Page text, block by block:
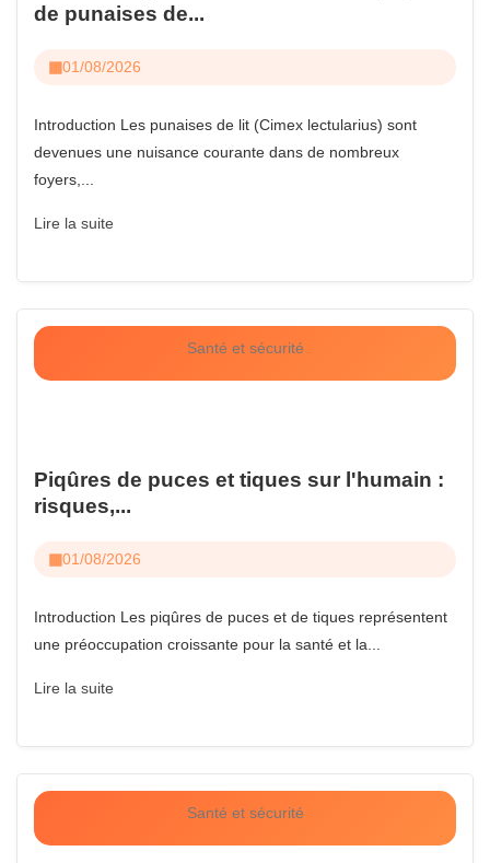
de punaises de...
01/08/2026
Introduction Les punaises de lit (Cimex lectularius) sont
devenues une nuisance courante dans de nombreux
foyers,...
Lire la suite
Santé et sécurité
Piqûres de puces et tiques sur l'humain :
risques,...
01/08/2026
Introduction Les piqûres de puces et de tiques représentent
une préoccupation croissante pour la santé et la...
Lire la suite
Santé et sécurité